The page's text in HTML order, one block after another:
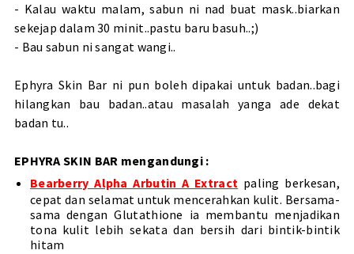
- Kalau waktu malam, sabun ni nad buat mask..biarkan
sekejap dalam 30 minit..pastu baru basuh..;)
- Bau sabun ni sangat wangi..
Ephyra Skin Bar ni pun boleh dipakai untuk badan..bagi
hilangkan bau badan..atau masalah yanga ade dekat
badan tu..
EPHYRA SKIN BAR mengandungi :
Bearberry Alpha Arbutin A Extract paling berkesan,
cepat dan selamat untuk mencerahkan kulit. Bersama-
sama dengan Glutathione ia membantu menjadikan
tona kulit lebih sekata dan bersih dari bintik-bintik
hitam